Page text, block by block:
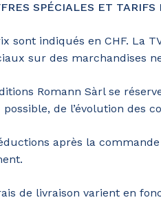
SPÉCIALES ET TARIFS
sont indiqués en CHF. La
sur des marchandises
Romann Sàrl se
de l’évolution des
après la
de livraison varient en